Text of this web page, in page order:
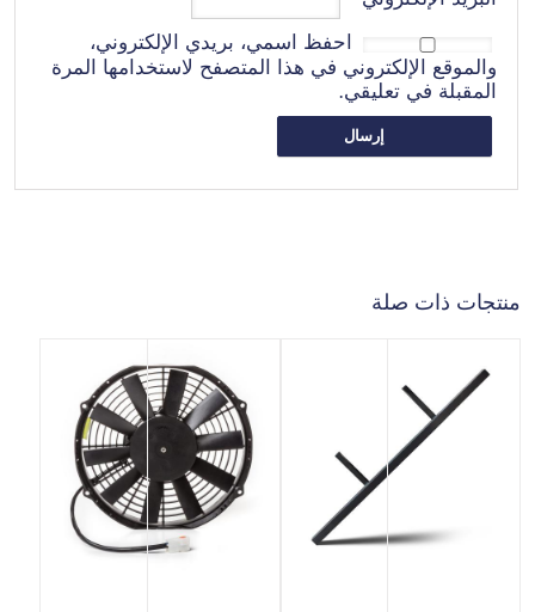
احفظ اسمي، بريدي الإلكتروني،
والموقع الإلكتروني في هذا المتصفح لاستخدامها المرة
المقبلة في تعليقي.
منتجات ذات صلة